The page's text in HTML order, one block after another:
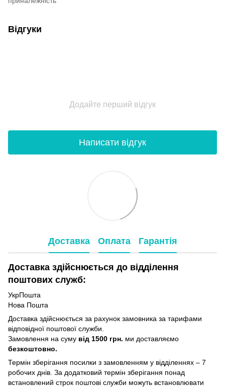
Відгуки
Додайте перший відгук
Написати відгук
Доставка Оплата Гарантія
Доставка здійснюється до відділення
поштових служб:
УкрПошта
Нова Пошта
Доставка здійснюється за рахунок замовника за тарифами
відповідної поштової служби.
Замовлення на суму від 1500 грн. ми доставляємо
безкоштовно.
Термін зберігання посилки з замовленням у відділеннях – 7
робочих днів. За додатковий термін зберігання понад
встановлений строк поштові служби можуть встановлювати